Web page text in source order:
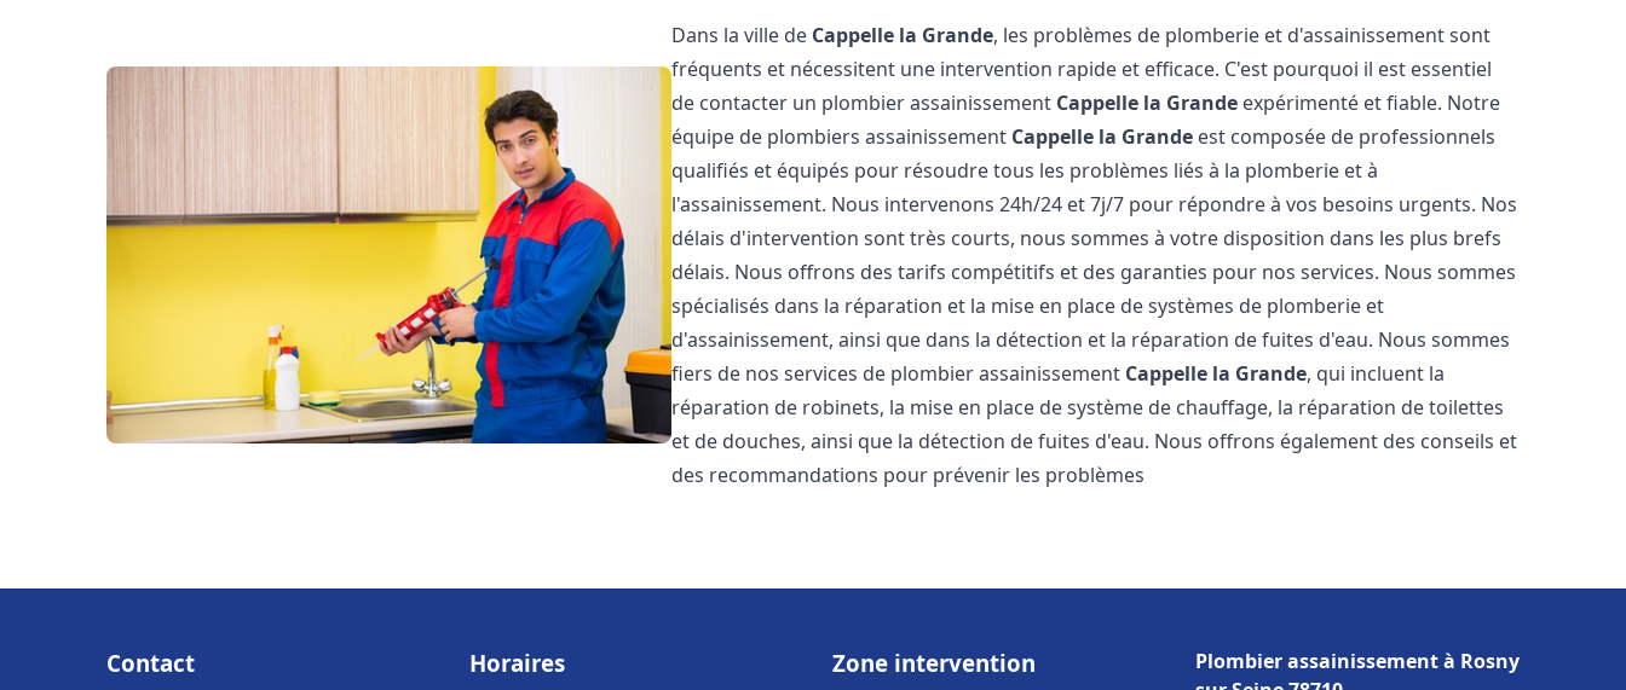
Dans la ville de Cappelle la Grande, les problèmes de plomberie et d'assainissement sont
fréquents et nécessitent une intervention rapide et efficace. C'est pourquoi il est essentiel
de contacter un plombier assainissement Cappelle la Grande expérimenté et fiable. Notre
équipe de plombiers assainissement Cappelle la Grande est composée de professionnels
qualifiés et équipés pour résoudre tous les problèmes liés à la plomberie et à
l'assainissement. Nous intervenons 24h/24 et 7j/7 pour répondre à vos besoins urgents. Nos
délais d'intervention sont très courts, nous sommes à votre disposition dans les plus brefs
délais. Nous offrons des tarifs compétitifs et des garanties pour nos services. Nous sommes
spécialisés dans la réparation et la mise en place de systèmes de plomberie et
d'assainissement, ainsi que dans la détection et la réparation de fuites d'eau. Nous sommes
fiers de nos services de plombier assainissement Cappelle la Grande, qui incluent la
réparation de robinets, la mise en place de système de chauffage, la réparation de toilettes
et de douches, ainsi que la détection de fuites d'eau. Nous offrons également des conseils et
des recommandations pour prévenir les problèmes
Contact Horaires Zone intervention
Plombier assainissement à Rosny